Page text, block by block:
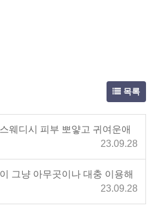
목록
웨디시 피부 뽀얗고 귀여운애
23.09.28
그냥 아무곳이나 대충 이용해
23.09.28